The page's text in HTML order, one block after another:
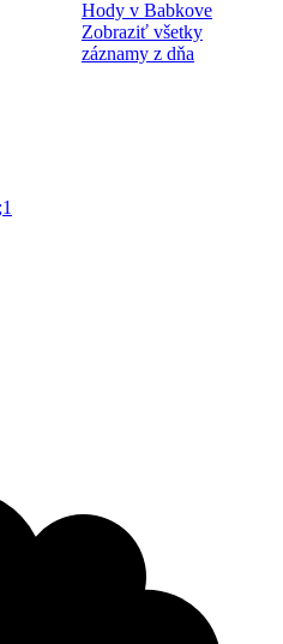
Hody v Babkove
Zobraziť všetky
záznamy z dňa